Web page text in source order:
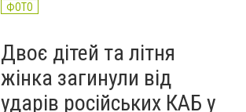
ФОТО
Двоє дітей та літня
жінка загинули від
ударів російських КАБ у